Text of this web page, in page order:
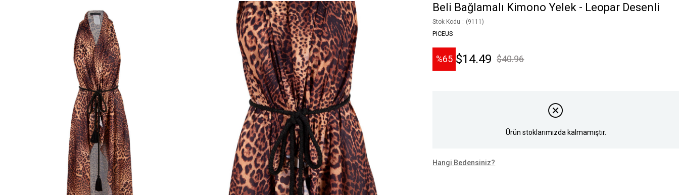
Beli Bağlamalı Kimono Yelek - Leopar Desenli
Stok Kodu (9111)
PICEUS
65 $40.96
$14.49
Ürün stoklarımızda kalmamıştır.
Hangi Bedensiniz?